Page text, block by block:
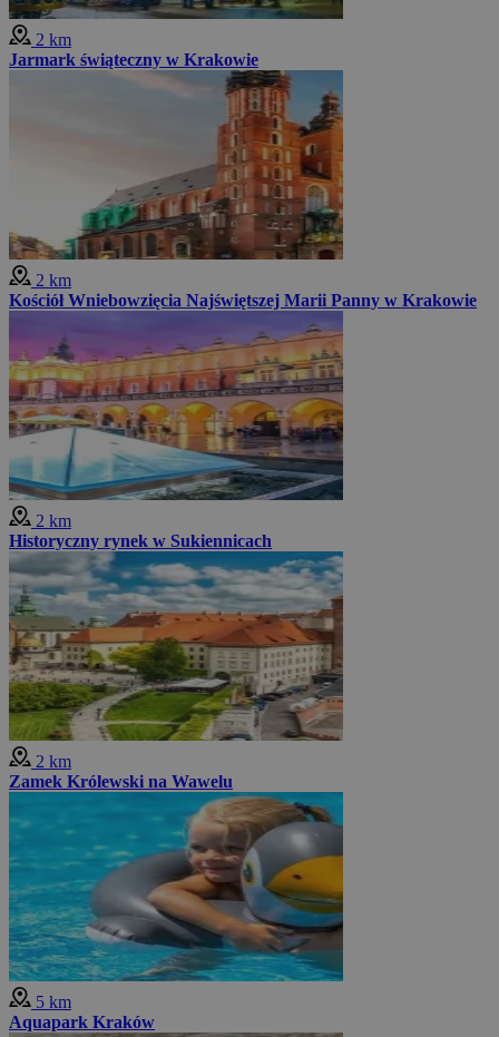
2 km
Jarmark świąteczny w Krakowie
2 km
Kościół Wniebowzięcia Najświętszej Marii Panny w Krakowie
2 km
Historyczny rynek w Sukiennicach
2 km
Zamek Królewski na Wawelu
5 km
Aquapark Kraków